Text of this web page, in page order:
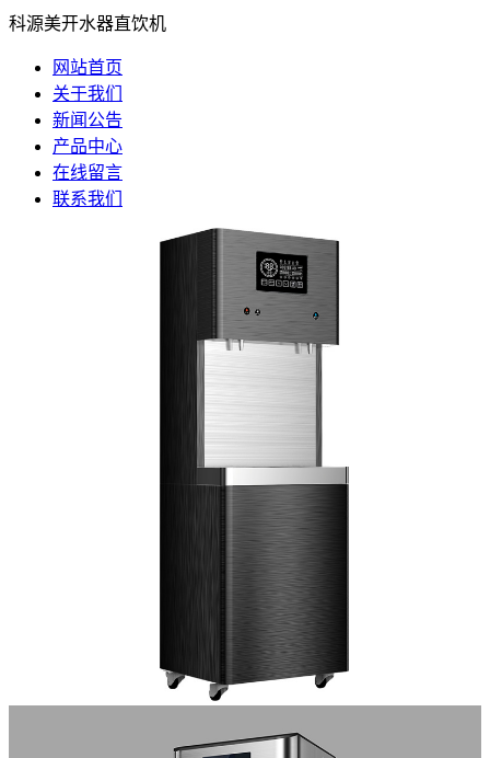
科源美开水器直饮机
网站首页
关于我们
新闻公告
产品中心
在线留言
联系我们